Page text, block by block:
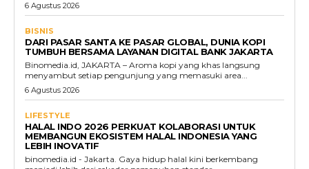
6 Agustus 2026
BISNIS
DARI PASAR SANTA KE PASAR GLOBAL, DUNIA KOPI
TUMBUH BERSAMA LAYANAN DIGITAL BANK JAKARTA
Binomedia.id, JAKARTA – Aroma kopi yang khas langsung
menyambut setiap pengunjung yang memasuki area...
6 Agustus 2026
LIFESTYLE
HALAL INDO 2026 PERKUAT KOLABORASI UNTUK
MEMBANGUN EKOSISTEM HALAL INDONESIA YANG
LEBIH INOVATIF
binomedia.id - Jakarta. Gaya hidup halal kini berkembang